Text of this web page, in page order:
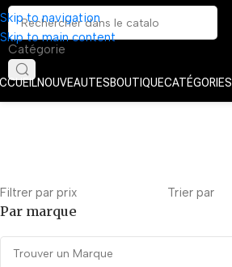
Skip to navigation
Skip to main content
Catégorie
NOUVEAUTESBOUTIQUECATÉGORIES
Filtrer par prix Trier par
Par marque